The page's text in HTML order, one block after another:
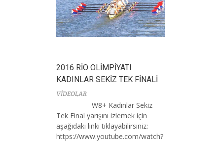
2016 RİO OLİMPİYATI
KADINLAR SEKİZ TEK FİNALİ
VİDEOLAR
W8+ Kadınlar Sekiz
Tek Final yarışını izlemek için
aşağıdaki linki tıklayabilirsiniz:
https://www.youtube.com/watch?